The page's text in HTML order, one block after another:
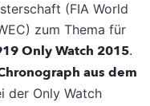
(FIA World
zum Thema für
Only Watch 2015.
aus dem
der Only Watch